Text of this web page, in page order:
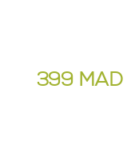
399 MAD